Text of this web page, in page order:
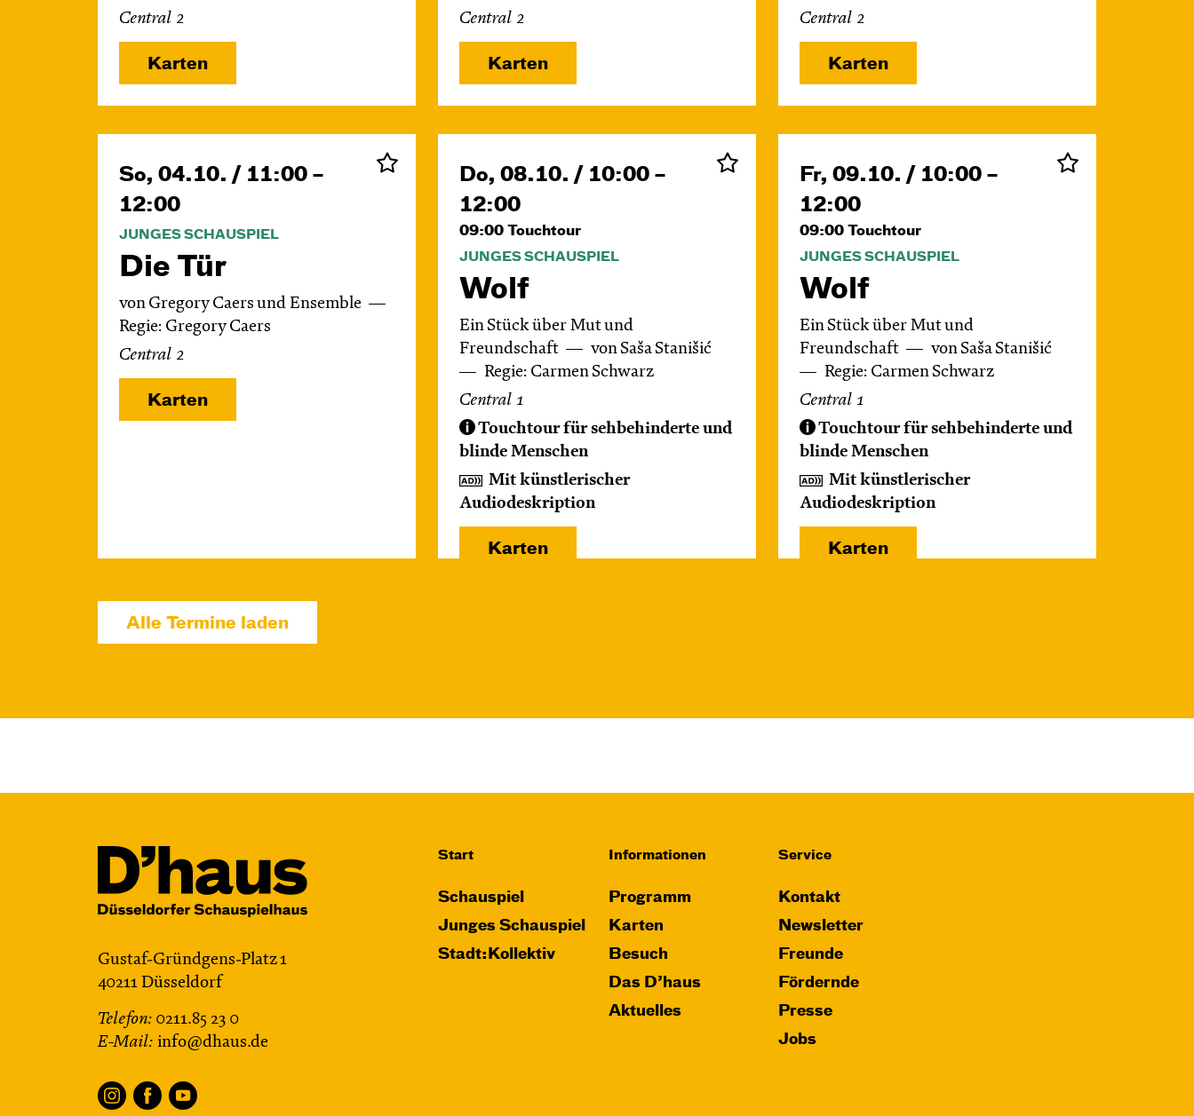
Central 2
Karten
Central 2
Karten
Central 2
Karten
So, 04.10. / 11:00 –
12:00
JUNGES SCHAUSPIEL
Die Tür
von Gregory Caers und Ensemble
Regie: Gregory Caers
Central 2
Karten
Do, 08.10. / 10:00 –
12:00
09:00 Touchtour
JUNGES SCHAUSPIEL
Wolf
Ein Stück über Mut und
Freundschaft
von Saša Stanišić
Regie: Carmen Schwarz
Central 1
Touchtour für sehbehinderte und
blinde Menschen
Mit künstlerischer
Audiodeskription
Karten
Fr, 09.10. / 10:00 –
12:00
09:00 Touchtour
JUNGES SCHAUSPIEL
Wolf
Ein Stück über Mut und
Freundschaft
von Saša Stanišić
Regie: Carmen Schwarz
Central 1
Touchtour für sehbehinderte und
blinde Menschen
Mit künstlerischer
Audiodeskription
Karten
JUNGES SCHAUSPIEL
Fuchs
Central 2
Relaxed Performance
Karten
JUNGES SCHAUSPIEL
Fuchs
Karten
JUNGES SCHAUSPIEL
Central 1
11:00
Alle Termine laden
Gustaf-Gründgens-Platz 1
40211 Düsseldorf
Telefon: 0211.85 23 0
E-Mail: info@dhaus.de
Start
Schauspiel
Junges Schauspiel
Stadt:Kollektiv
Informationen
Programm
Karten
Besuch
Das D’haus
Aktuelles
Service
Kontakt
Newsletter
Freunde
Fördernde
Presse
Jobs